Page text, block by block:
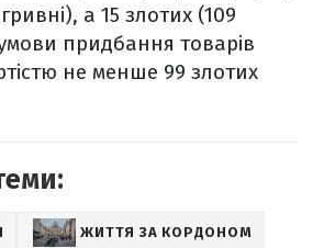
а 15 злотих (109
придбання товарів
не менше 99 злотих
ЖИТТЯ ЗА КОРДОНОМ